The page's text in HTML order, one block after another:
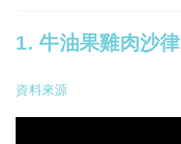
1. 牛油果雞肉沙律
資料來源